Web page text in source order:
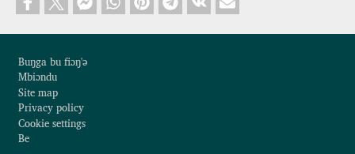
Buŋga bu fiɔŋ'ə
Mbiɔndu
Site map
Privacy policy
Cookie settings
Be